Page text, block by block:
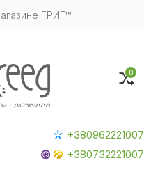
ГРИГ™
menu
+380962221007
+380732221007
0